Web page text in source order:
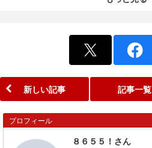
新しい記事 記事一覧
プロフィール
８６５５！さん